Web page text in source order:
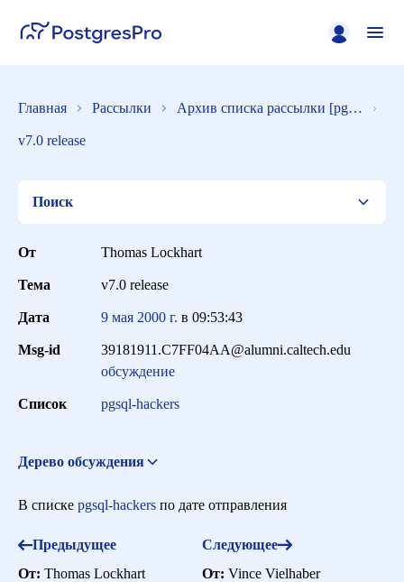
Главная Рассылки Архив списка рассылки [pgsql-hackers]
v7.0 release
Поиск
Период
От Thomas Lockhart
Тема v7.0 release
Дата 9 мая 2000 г. в 09:53:43
Msg-id
39181911.C7FF04AA@alumni.caltech.edu
обсуждение
Список pgsql-hackers
Дерево обсуждения
2000 г. в 16:24:13
В списке pgsql-hackers по дате отправления
Предыдущее
От: Thomas Lockhart
Следующее
От: Vince Vielhaber